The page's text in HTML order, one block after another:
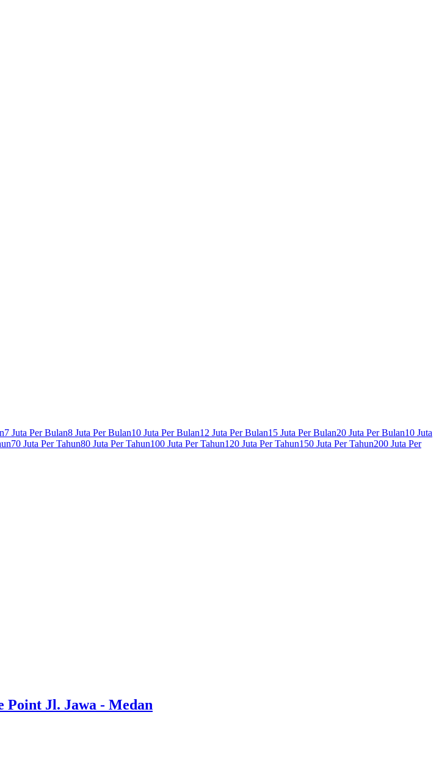
7 Juta Per Bulan8 Juta Per Bulan10 Juta Per Bulan12 Juta Per Bulan15 Juta Per Bulan20 Juta Per Bulan10 Juta
70 Juta Per Tahun80 Juta Per Tahun100 Juta Per Tahun120 Juta Per Tahun150 Juta Per Tahun200 Juta Per
Point Jl. Jawa - Medan